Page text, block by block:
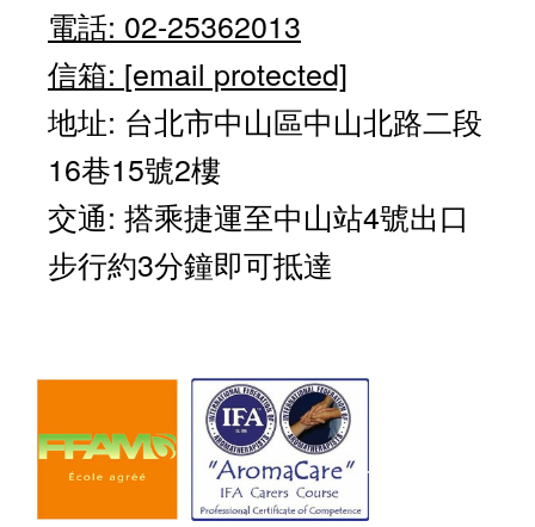
電話: 02-25362013
信箱: [email protected]
地址: 台北市中山區中山北路二段
16巷15號2樓
交通: 搭乘捷運至中山站4號出口
步行約3分鐘即可抵達